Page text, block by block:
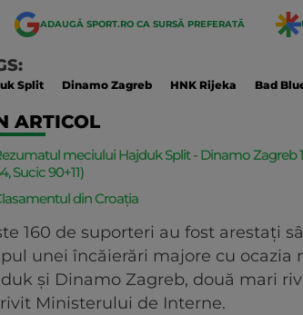
ADAUGĂ SPORT.RO CA SURSĂ PREFERATĂ
Split Dinamo Zagreb HNK Rijeka Bad
ARTICOL
meciului Hajduk Split - Dinamo Zagreb
Sucic 90+11)
din Croația
160 de suporteri au fost arestaţi
unei încăierări majore cu ocazia
şi Dinamo Zagreb, două mari
Ministerului de Interne.